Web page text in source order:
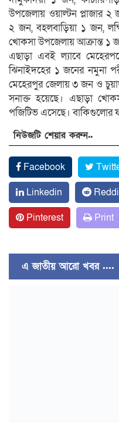
উপজেলায় ওয়াল্টন প্লাজার ২
২ জন, বহলবাড়িয়া ১ জন,
খোকসা উপজেলায় আক্রান্ত ১
এছাড়া এবই ল্যাবে
ঝিনাইদহের ১ জনের নমুনা
মেহেরপুর জেলায় ৩ জন ও
সনাক্ত হয়েছে। এছাড়া
পজিটিভ এসেছে। বাকিগুলোর
নিউজটি শেয়ার করুন..
Facebook
Linkedin
Pinterest
Print
এ জাতীয় আরো খবর ....